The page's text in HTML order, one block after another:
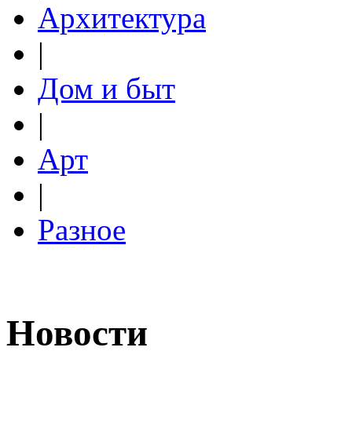
Архитектура
|
Дом и быт
|
Арт
|
Разное
Новости